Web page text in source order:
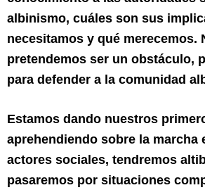
albinismo, cuáles son sus
necesitamos y qué merecemos.
pretendemos ser un obstáculo,
para defender a la comunidad
Estamos dando nuestros
aprehendiendo sobre la marcha
actores sociales, tendremos
pasaremos por situaciones